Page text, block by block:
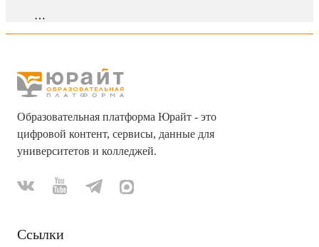
…
Образовательная платформа Юрайт - это
цифровой контент, сервисы, данные для
университетов и колледжей.
Ссылки